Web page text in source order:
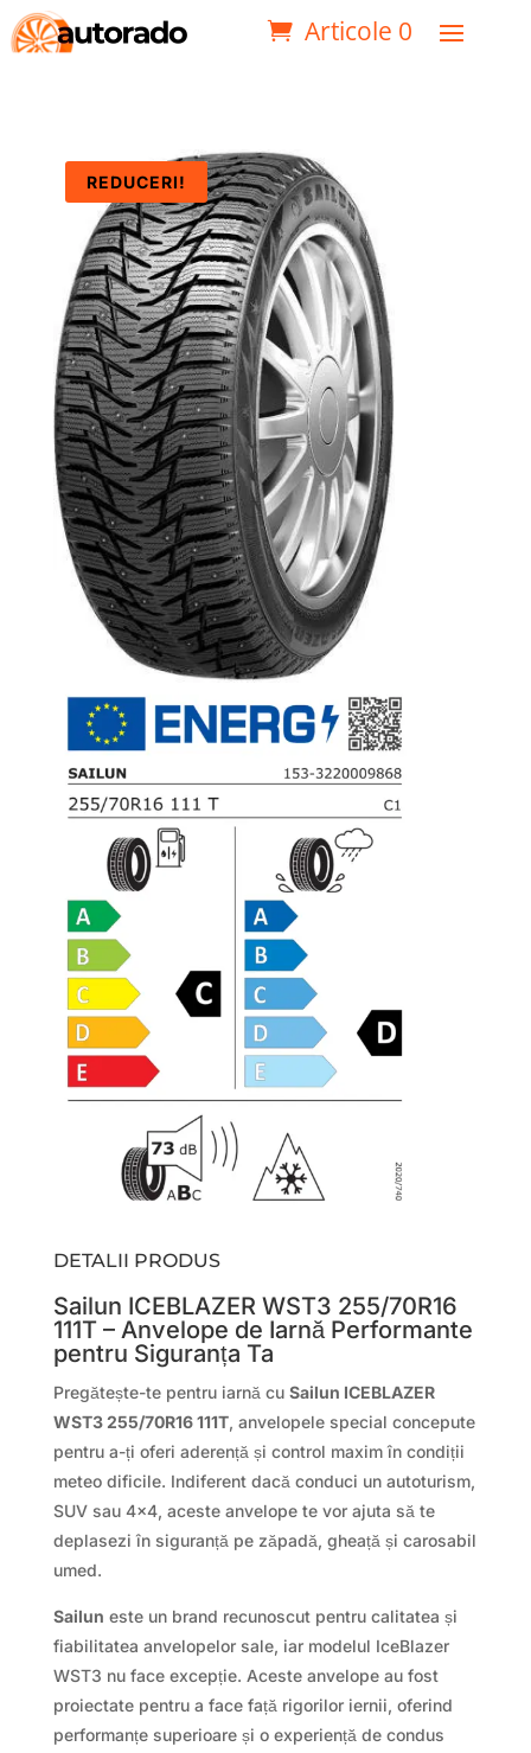
Articole 0
REDUCERI!
DETALII PRODUS
Sailun ICEBLAZER WST3 255/70R16
111T – Anvelope de Iarnă Performante
pentru Siguranța Ta
Pregătește-te pentru iarnă cu Sailun ICEBLAZER
WST3 255/70R16 111T, anvelopele special concepute
pentru a-ți oferi aderență și control maxim în condiții
meteo dificile. Indiferent dacă conduci un autoturism,
SUV sau 4×4, aceste anvelope te vor ajuta să te
deplasezi în siguranță pe zăpadă, gheață și carosabil
umed.
Sailun este un brand recunoscut pentru calitatea și
fiabilitatea anvelopelor sale, iar modelul IceBlazer
WST3 nu face excepție. Aceste anvelope au fost
proiectate pentru a face față rigorilor iernii, oferind
performanțe superioare și o experiență de condus